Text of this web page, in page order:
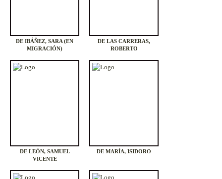
DE IBÁÑEZ, SARA (EN
MIGRACIÓN)
DE LAS CARRERAS,
ROBERTO
DE LEÓN, SAMUEL
VICENTE
DE MARÍA, ISIDORO